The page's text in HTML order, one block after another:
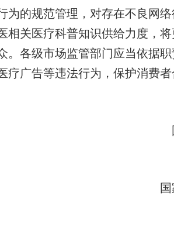
为的规范管理，对存在不良网
相关医疗科普知识供给力度，
。各级市场监管部门应当依据
广告等违法行为，保护消费者
国
国家